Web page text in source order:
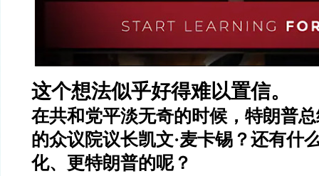
这个想法似乎好得难以置信。
在共和党平淡无奇的时候，特朗普
的众议院议长凯文·麦卡锡？还有什
化、更特朗普的呢？